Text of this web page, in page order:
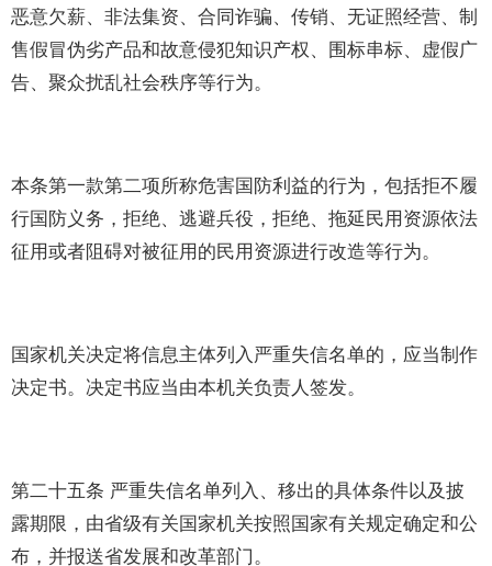
恶意欠薪、非法集资、合同诈骗、传销、无证照经营、制
售假冒伪劣产品和故意侵犯知识产权、围标串标、虚假广
告、聚众扰乱社会秩序等行为。
本条第一款第二项所称危害国防利益的行为，包括拒不履
行国防义务，拒绝、逃避兵役，拒绝、拖延民用资源依法
征用或者阻碍对被征用的民用资源进行改造等行为。
国家机关决定将信息主体列入严重失信名单的，应当制作
决定书。决定书应当由本机关负责人签发。
第二十五条 严重失信名单列入、移出的具体条件以及披
露期限，由省级有关国家机关按照国家有关规定确定和公
布，并报送省发展和改革部门。